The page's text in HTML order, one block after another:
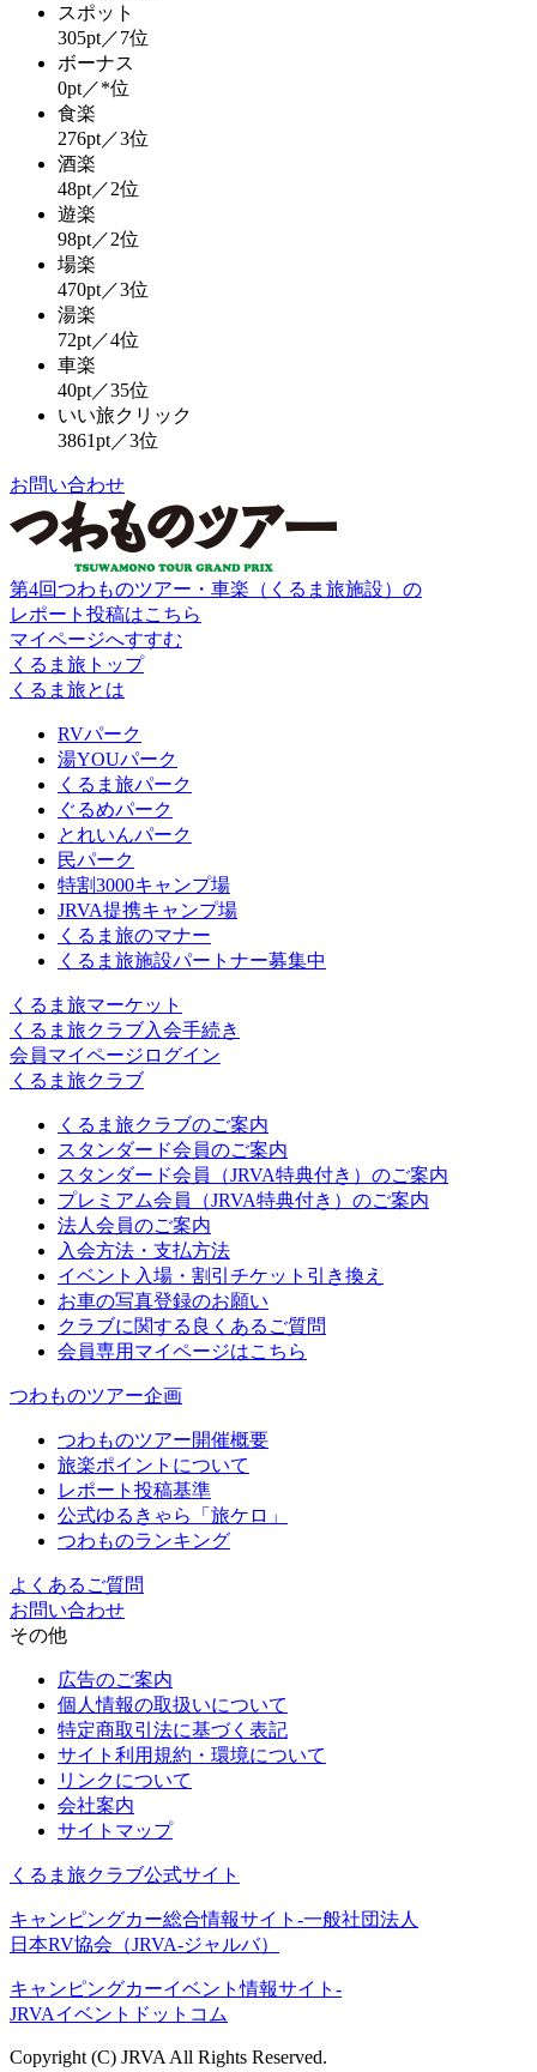
スポット
305pt／7位
ボーナス
0pt／*位
食楽
276pt／3位
酒楽
48pt／2位
遊楽
98pt／2位
場楽
470pt／3位
湯楽
72pt／4位
車楽
40pt／35位
いい旅クリック
3861pt／3位
お問い合わせ
第4回つわものツアー・車楽（くるま旅施設）の
レポート投稿はこちら
マイページへすすむ
くるま旅トップ
くるま旅とは
RVパーク
湯YOUパーク
くるま旅パーク
ぐるめパーク
とれいんパーク
民パーク
特割3000キャンプ場
JRVA提携キャンプ場
くるま旅のマナー
くるま旅施設パートナー募集中
くるま旅マーケット
くるま旅クラブ入会手続き
会員マイページログイン
くるま旅クラブ
くるま旅クラブのご案内
スタンダード会員のご案内
スタンダード会員（JRVA特典付き）のご案内
プレミアム会員（JRVA特典付き）のご案内
法人会員のご案内
入会方法・支払方法
イベント入場・割引チケット引き換え
お車の写真登録のお願い
クラブに関する良くあるご質問
会員専用マイページはこちら
つわものツアー企画
つわものツアー開催概要
旅楽ポイントについて
レポート投稿基準
公式ゆるきゃら「旅ケロ」
つわものランキング
よくあるご質問
お問い合わせ
その他
広告のご案内
個人情報の取扱いについて
特定商取引法に基づく表記
サイト利用規約・環境について
リンクについて
会社案内
サイトマップ
くるま旅クラブ公式サイト
キャンピングカー総合情報サイト-一般社団法人
日本RV協会（JRVA-ジャルバ）
キャンピングカーイベント情報サイト-
JRVAイベントドットコム
Copyright (C) JRVA All Rights Reserved.